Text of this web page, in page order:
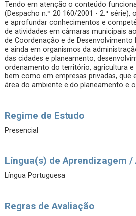
Tendo em atenção o conteúdo
(Despacho n.º 20 160/2001 - 2.ª série),
e aprofundar conhecimentos e
de atividades em câmaras municipais
de Coordenação e de Desenvolvimento
e ainda em organismos da
das cidades e planeamento,
ordenamento do território, agricultura e
bem como em empresas privadas, que
área do ambiente e do planeamento e
Regime de Estudo
Presencial
Língua(s) de Aprendizagem /
Língua Portuguesa
Regras de Avaliação